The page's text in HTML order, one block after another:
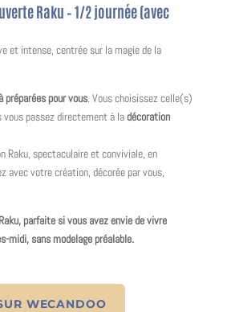
Raku – 1/2 journée (avec
et intense, centrée sur la magie de la
préparées pour vous. Vous choisissez celle(s)
passez directement à ladécoration
Raku, spectaculaire et conviviale, en
avec votre création, décorée par vous,
parfaite si vous avez envie de vivre
midi, sans modelage préalable.
WECANDOO